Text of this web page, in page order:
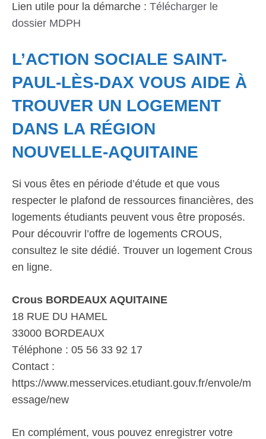
Lien utile pour la démarche : Télécharger le
dossier MDPH
L’ACTION SOCIALE SAINT-
PAUL-LÈS-DAX VOUS AIDE À
TROUVER UN LOGEMENT
DANS LA RÉGION
NOUVELLE-AQUITAINE
Si vous êtes en période d’étude et que vous
respecter le plafond de ressources financières, des
logements étudiants peuvent vous être proposés.
Pour découvrir l’offre de logements CROUS,
consultez le site dédié. Trouver un logement Crous
en ligne.
Crous BORDEAUX AQUITAINE
18 RUE DU HAMEL
33000 BORDEAUX
Téléphone : 05 56 33 92 17
Contact :
https://www.messervices.etudiant.gouv.fr/envole/m
essage/new
En complément, vous pouvez enregistrer votre